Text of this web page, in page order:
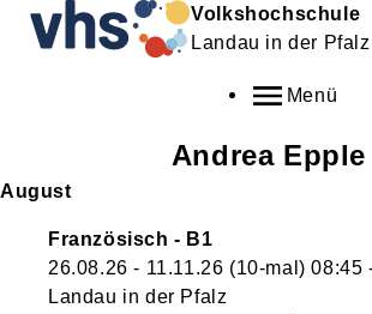
Volkshochschule
Landau in der Pfalz
Menü
Andrea Epple
August
Französisch - B1
26.08.26 - 11.11.26 (10-mal)08:45
Landau in der Pfalz